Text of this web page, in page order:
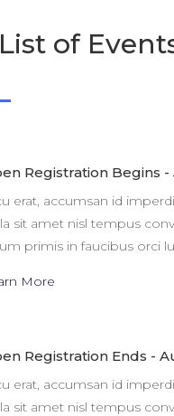
of
Registration Begins -
erat, accumsan id
sit amet nisl tempus
primis in faucibus orci
More
Registration Ends -
erat, accumsan id
sit amet nisl tempus